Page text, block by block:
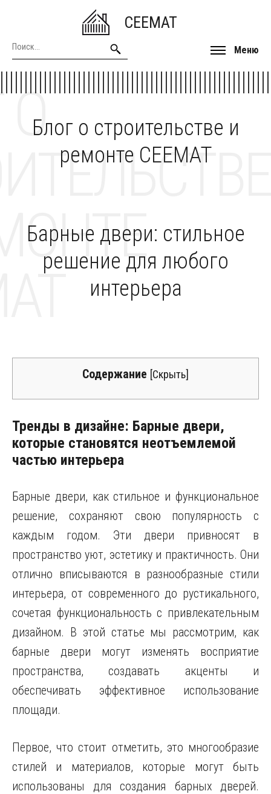
CEEMAT
Меню
Блог о строительстве и
ремонте CEEMAT
О
Барные двери: стильное
решение для любого
интерьера
Содержание [Скрыть]
Тренды в дизайне: Барные двери,
которые становятся неотъемлемой
частью интерьера
Барные двери, как стильное и функциональное
решение, сохраняют свою популярность с
каждым годом. Эти двери привносят в
пространство уют, эстетику и практичность. Они
отлично вписываются в разнообразные стили
интерьера, от современного до рустикального,
сочетая функциональность с привлекательным
дизайном. В этой статье мы рассмотрим, как
барные двери могут изменять восприятие
пространства, создавать акценты и
обеспечивать эффективное использование
площади.
Первое, что стоит отметить, это многообразие
стилей и материалов, которые могут быть
использованы для создания барных дверей.